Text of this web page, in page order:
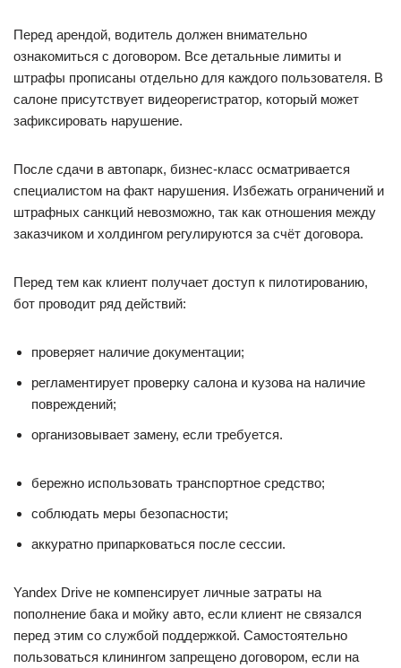
Перед арендой, водитель должен внимательно
ознакомиться с договором. Все детальные лимиты и
штрафы прописаны отдельно для каждого пользователя. В
салоне присутствует видеорегистратор, который может
зафиксировать нарушение.
После сдачи в автопарк, бизнес-класс осматривается
специалистом на факт нарушения. Избежать ограничений и
штрафных санкций невозможно, так как отношения между
заказчиком и холдингом регулируются за счёт договора.
Перед тем как клиент получает доступ к пилотированию,
бот проводит ряд действий:
проверяет наличие документации;
регламентирует проверку салона и кузова на наличие
повреждений;
организовывает замену, если требуется.
бережно использовать транспортное средство;
соблюдать меры безопасности;
аккуратно припарковаться после сессии.
Yandex Drive не компенсирует личные затраты на
пополнение бака и мойку авто, если клиент не связался
перед этим со службой поддержкой. Самостоятельно
пользоваться клинингом запрещено договором, если на